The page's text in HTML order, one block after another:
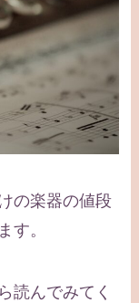
の楽器の値段
す。
読んでみてく